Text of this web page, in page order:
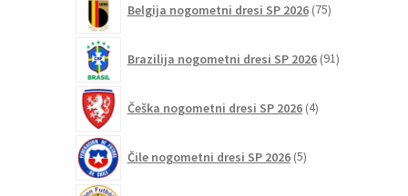
Belgija nogometni dresi SP 2026 75izdelkov
Brazilija nogometni dresi SP 2026 91izdelkov
Češka nogometni dresi SP 2026 4izdelki
Čile nogometni dresi SP 2026 5izdelkov